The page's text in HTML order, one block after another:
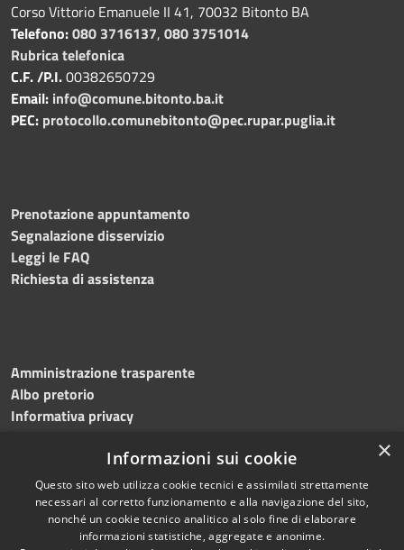
Corso Vittorio Emanuele II 41, 70032 Bitonto BA
Telefono:080 3716137, 080 3751014
Rubrica telefonica
C.F. /P.I.00382650729
Email: info@comune.bitonto.ba.it
PEC: protocollo.comunebitonto@pec.rupar.puglia.it
Prenotazione appuntamento
Segnalazione disservizio
Leggi le FAQ
Richiesta di assistenza
Amministrazione trasparente
Albo pretorio
Informativa privacy
Dichiarazione di accessibilità Meccanismo di feedback
Copyright © 2026 • Comune di
×
Informazioni sui cookie
Questo sito web utilizza cookie tecnici e assimilati strettamente
necessari al corretto funzionamento e alla navigazione del sito,
nonché un cookie tecnico analitico al solo fine di elaborare
informazioni statistiche, aggregate e anonime.